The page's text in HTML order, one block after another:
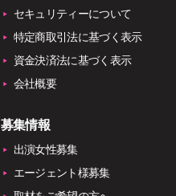
セキュリティーについて
特定商取引法に基づく表示
資金決済法に基づく表示
会社概要
募集情報
出演女性募集
エージェント様募集